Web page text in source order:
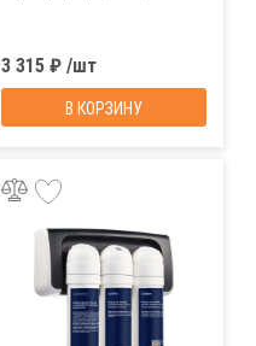
3 315 ₽ /шт
В КОРЗИНУ